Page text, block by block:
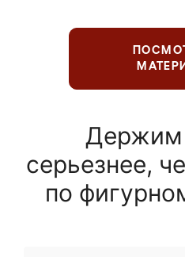
Держим
серьезнее,
по